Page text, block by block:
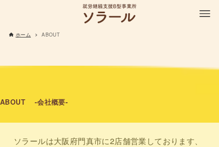
ホーム ABOUT
ABOUT -会社概要-
ソラールは大阪府門真市に2店舗営業しております、